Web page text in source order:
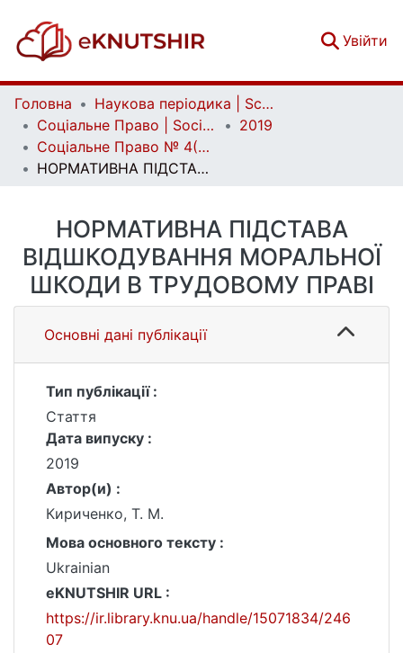
Увійти
Головна
Наукова періодика | Scientific periodicals
Соціальне Право | Social Law
2019
Соціальне Право № 4(2019)
НОРМАТИВНА ПІДСТАВА ВІДШКОДУВАННЯ МОРАЛЬНОЇ ШКОДИ В ТРУДОВОМУ ПРАВІ
НОРМАТИВНА ПІДСТАВА
ВІДШКОДУВАННЯ МОРАЛЬНОЇ
ШКОДИ В ТРУДОВОМУ ПРАВІ
Основні дані публікації
Тип публікації :
Стаття
Дата випуску :
2019
Автор(и) :
Кириченко, Т. М.
Мова основного тексту :
Ukrainian
eKNUTSHIR URL :
https://ir.library.knu.ua/handle/15071834/246
07